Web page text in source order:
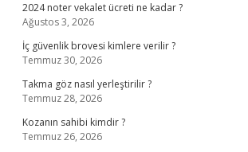
2024 noter vekalet ücreti ne kadar ?
Ağustos 3, 2026
İç güvenlik brovesi kimlere verilir ?
Temmuz 30, 2026
Takma göz nasıl yerleştirilir ?
Temmuz 28, 2026
Kozanın sahibi kimdir ?
Temmuz 26, 2026